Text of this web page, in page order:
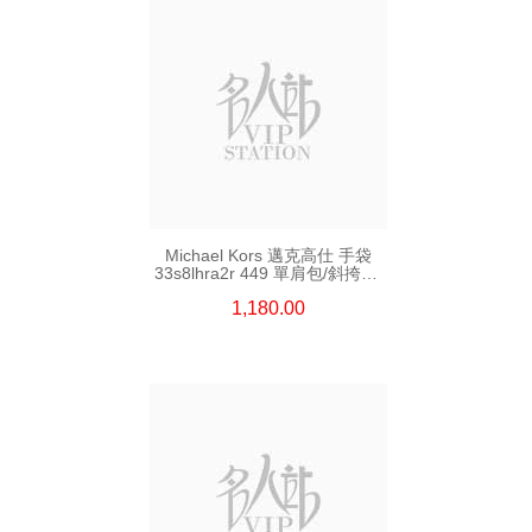
Michael Kors 邁克高仕 手袋
33s8lhra2r 449 單肩包/斜挎包/
1,180.00